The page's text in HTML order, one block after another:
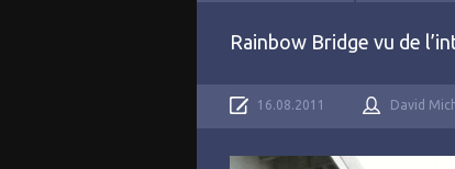
Rainbow Bridge vu de
16.08.2011 David